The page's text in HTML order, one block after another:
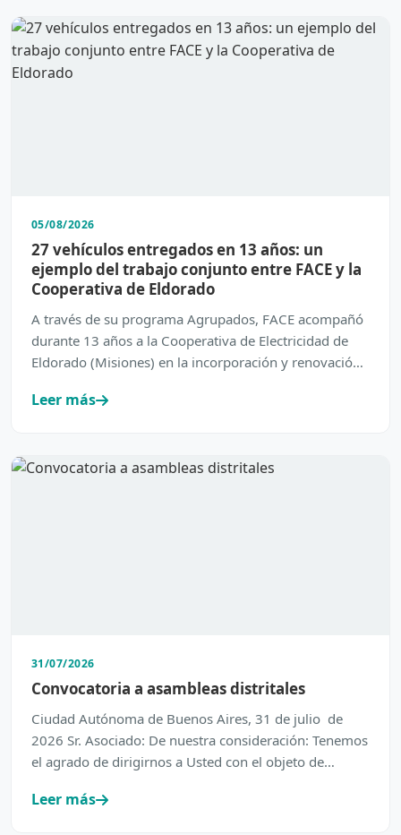
05/08/2026
27 vehículos entregados en 13 años: un
ejemplo del trabajo conjunto entre FACE y la
Cooperativa de Eldorado
A través de su programa Agrupados, FACE acompañó
durante 13 años a la Cooperativa de Electricidad de
Eldorado (Misiones) en la incorporación y renovación
Leer más
31/07/2026
Convocatoria a asambleas distritales
Ciudad Autónoma de Buenos Aires, 31 de julio de
2026 Sr. Asociado: De nuestra consideración: Tenemos
el agrado de dirigirnos a Usted con el objeto de
Leer más